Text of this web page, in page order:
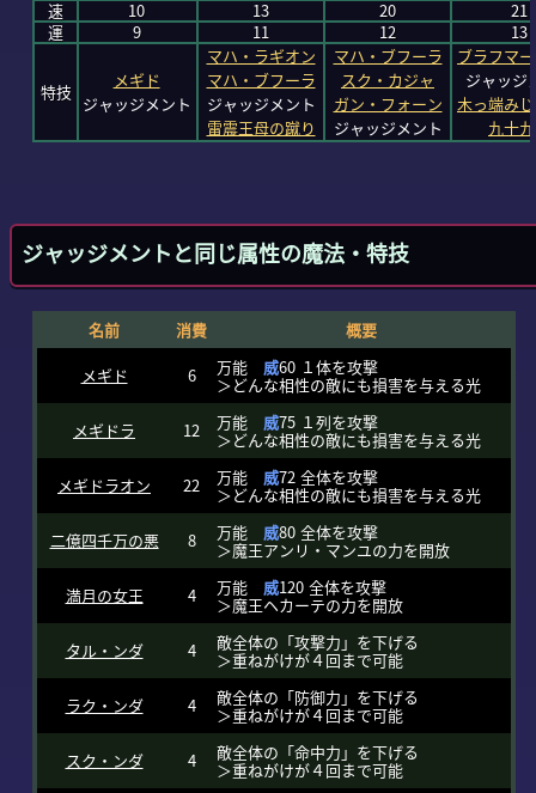
速 10 13 20
21
運
9 11 12 13
特技
メギド
ジャッジメント
マハ・ラギオン
マハ・ブフーラ
ジャッジメント
雷震王母の蹴り
マハ・ブフーラ
スク・カジャ
ガン・フォーン
ジャッジメント
ブラフマ
ジャッジ
木っ端み
九十
ジャッジメントと同じ属性の魔法・特技
名前 消費
概要
メギド
6 万能 威60 １体を攻撃
＞どんな相性の敵にも損害を与える光
メギドラ
12 万能 威75 １列を攻撃
＞どんな相性の敵にも損害を与える光
メギドラオン
22 万能 威72 全体を攻撃
＞どんな相性の敵にも損害を与える光
二億四千万の悪
8 万能 威80 全体を攻撃
＞魔王アンリ・マンユの力を開放
満月の女王
4 万能 威120 全体を攻撃
＞魔王ヘカーテの力を開放
タル・ンダ
4 敵全体の「攻撃力」を下げる
＞重ねがけが４回まで可能
ラク・ンダ
4 敵全体の「防御力」を下げる
＞重ねがけが４回まで可能
スク・ンダ
4 敵全体の「命中力」を下げる
＞重ねがけが４回まで可能